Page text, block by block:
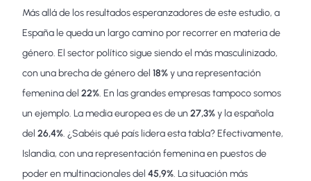
Más allá de los resultados esperanzadores de este estudio, a
España le queda un largo camino por recorrer en materia de
género. El sector político sigue siendo el más masculinizado,
con una brecha de género del18%y una representación
femenina del22%. En las grandes empresas tampoco somos
un ejemplo. La media europea es de un27,3%y la española
del26,4%. ¿Sabéis qué país lidera esta tabla? Efectivamente,
Islandia, con una representación femenina en puestos de
poder en multinacionales del45,9%. La situación más